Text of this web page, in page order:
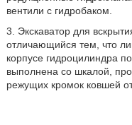
вентили с гидробаком.
3. Экскаватор для
отличающийся тем, что
корпусе гидроцилиндра
выполнена со шкалой,
режущих кромок ковшей